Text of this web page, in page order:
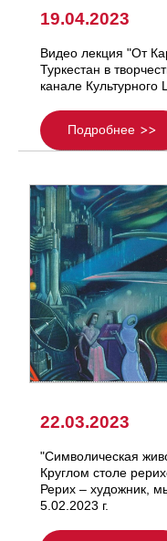
19.04.2023
Видео лекция "От
Туркестан в
канале
Подробнее
22.03.2023
"Символическая
Круглом столе
Рерих – художник,
5.02.2023 г.